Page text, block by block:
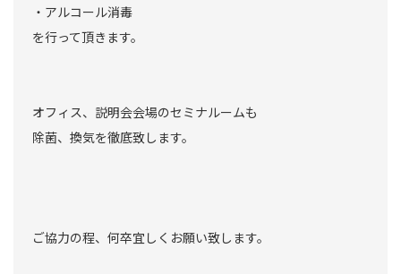
・アルコール消毒
を行って頂きます。
オフィス、説明会会場のセミナルームも
除菌、換気を徹底致します。
ご協力の程、何卒宜しくお願い致します。